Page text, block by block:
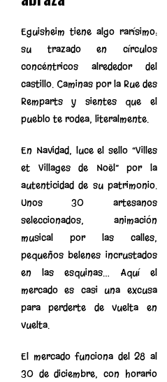
Eguisheim tiene algo rarísimo:
su trazado en círculos
concéntricos alrededor del
castillo. Caminas por la Rue des
Remparts y sientes que el
pueblo te rodea, literalmente.
En Navidad, luce el sello “Villes
et Villages de Noël” por la
autenticidad de su patrimonio.
Unos 30 artesanos
seleccionados, animación
musical por las calles,
pequeños belenes incrustados
en las esquinas… Aquí el
mercado es casi una excusa
para perderte de vuelta en
vuelta.
El mercado funciona del 28 al
30 de diciembre, con horario